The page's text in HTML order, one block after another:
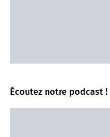
Écoutez notre podcast !